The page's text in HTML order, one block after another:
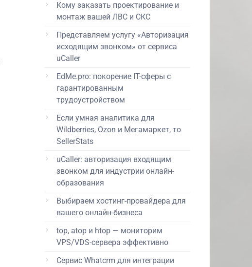
Кому заказать проектирование и
монтаж вашей ЛВС и СКС
Представляем услугу «Авторизация
исходящим звонком» от сервиса
uCaller
EdMe.pro: покорение IT-сферы с
гарантированным
трудоустройством
Если умная аналитика для
Wildberries, Ozon и Мегамаркет, то
SellerStats
uCaller: авторизация входящим
звонком для индустрии онлайн-
образования
Выбираем хостинг-провайдера для
вашего онлайн-бизнеса
top, atop и htop — мониторим
VPS/VDS-сервера эффективно
Сервис Whatcrm для интеграции